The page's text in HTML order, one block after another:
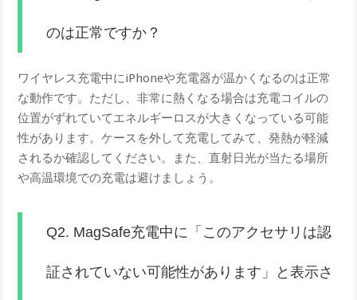
のは正常ですか？
ワイヤレス充電中にiPhoneや充電器が温かくなるのは正常
な動作です。ただし、非常に熱くなる場合は充電コイルの
位置がずれていてエネルギーロスが大きくなっている可能
性があります。ケースを外して充電してみて、発熱が軽減
されるか確認してください。また、直射日光が当たる場所
や高温環境での充電は避けましょう。
Q2. MagSafe充電中に「このアクセサリは認
証されていない可能性があります」と表示さ